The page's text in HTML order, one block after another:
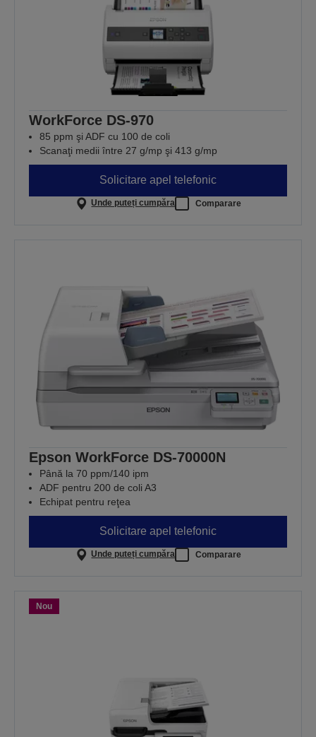
WorkForce DS-970
85 ppm şi ADF cu 100 de coli
Scanaţi medii între 27 g/mp şi 413 g/mp
Solicitare apel telefonic
Unde puteți cumpăra Comparare
Epson WorkForce DS-70000N
Până la 70 ppm/140 ipm
ADF pentru 200 de coli A3
Echipat pentru reţea
Solicitare apel telefonic
Unde puteți cumpăra Comparare
Nou